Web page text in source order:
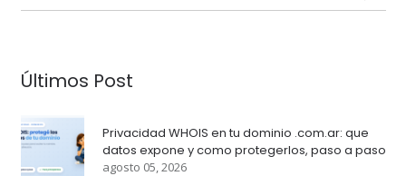
Últimos Post
Privacidad WHOIS en tu dominio .com.ar: que
datos expone y como protegerlos, paso a paso
agosto 05, 2026